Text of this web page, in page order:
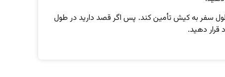
طول سفر به کیش تأمین کند. پس اگر قصد دارید در طول
قرار دهید.